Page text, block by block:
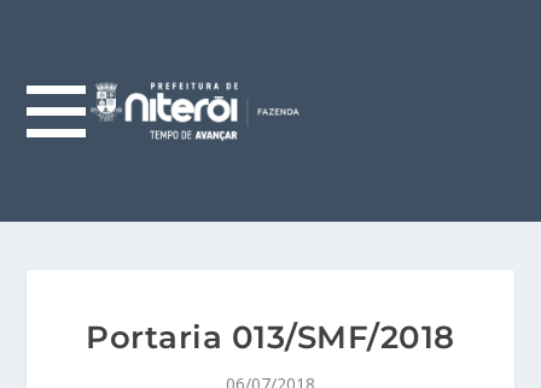
Portaria 013/SMF/2018